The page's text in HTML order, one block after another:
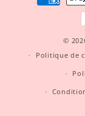
©
Politique de